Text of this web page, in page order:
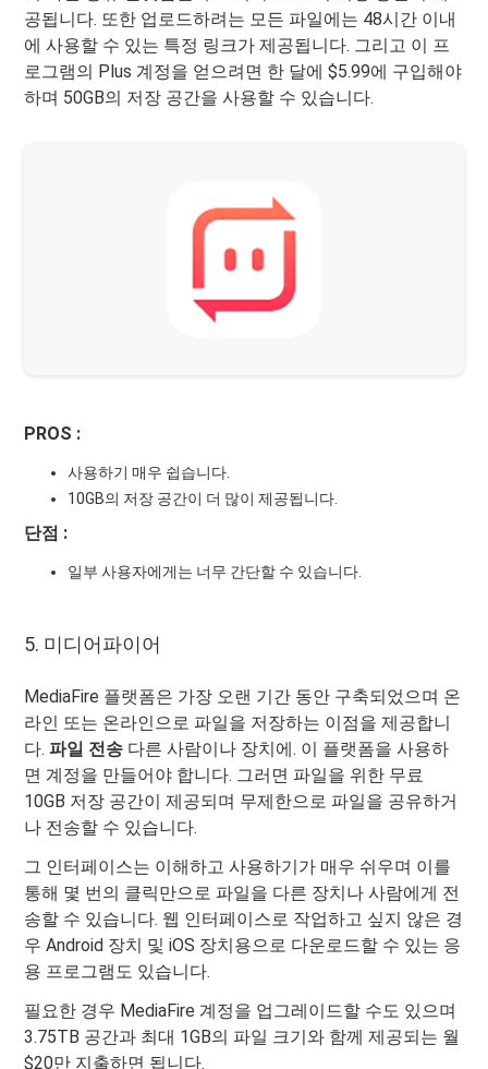
공됩니다. 또한 업로드하려는 모든 파일에는 48시간 이내
에 사용할 수 있는 특정 링크가 제공됩니다. 그리고 이 프
로그램의 Plus 계정을 얻으려면 한 달에 $5.99에 구입해야
하며 50GB의 저장 공간을 사용할 수 있습니다.
PROS :
사용하기 매우 쉽습니다.
10GB의 저장 공간이 더 많이 제공됩니다.
단점 :
일부 사용자에게는 너무 간단할 수 있습니다.
5. 미디어파이어
MediaFire 플랫폼은 가장 오랜 기간 동안 구축되었으며 온
라인 또는 온라인으로 파일을 저장하는 이점을 제공합니
다. 파일 전송 다른 사람이나 장치에. 이 플랫폼을 사용하
면 계정을 만들어야 합니다. 그러면 파일을 위한 무료
10GB 저장 공간이 제공되며 무제한으로 파일을 공유하거
나 전송할 수 있습니다.
그 인터페이스는 이해하고 사용하기가 매우 쉬우며 이를
통해 몇 번의 클릭만으로 파일을 다른 장치나 사람에게 전
송할 수 있습니다. 웹 인터페이스로 작업하고 싶지 않은 경
우 Android 장치 및 iOS 장치용으로 다운로드할 수 있는 응
용 프로그램도 있습니다.
필요한 경우 MediaFire 계정을 업그레이드할 수도 있으며
3.75TB 공간과 최대 1GB의 파일 크기와 함께 제공되는 월
$20만 지출하면 됩니다.